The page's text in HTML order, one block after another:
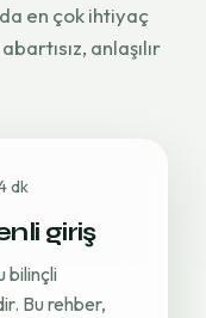
en çok ihtiyaç
anlaşılır
dk
giriş
bilinçli
Bu rehber,